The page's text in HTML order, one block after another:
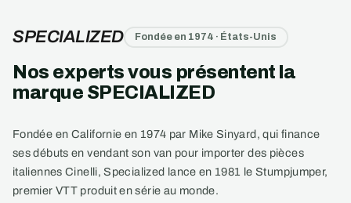
SPECIALIZED Fondée en 1974 · États-Unis
Nos experts vous présentent la
marque SPECIALIZED
Fondée en Californie en 1974 par Mike Sinyard, qui finance
ses débuts en vendant son van pour importer des pièces
italiennes Cinelli, Specialized lance en 1981 le Stumpjumper,
premier VTT produit en série au monde.